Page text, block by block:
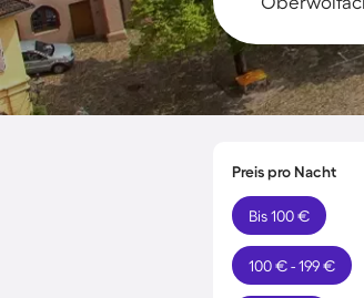
Preis pro Nacht
Bis 100 €
100 € - 199 €